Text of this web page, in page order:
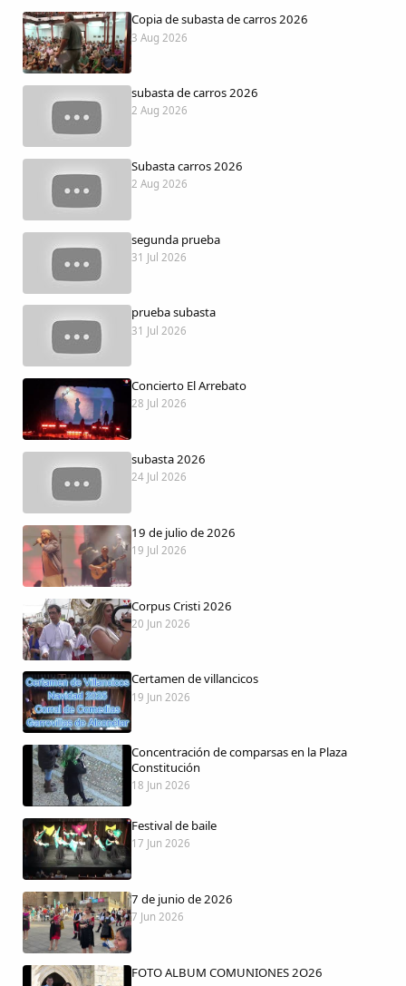
Idiosincrasia
Diccionario
Traductor
Dichos
Cancionero Local
Apodos
Peñas
La palra
Modo oscuro
Copia de subasta de carros 2026
3 Aug 2026
subasta de carros 2026
2 Aug 2026
Subasta carros 2026
2 Aug 2026
segunda prueba
31 Jul 2026
prueba subasta
31 Jul 2026
Concierto El Arrebato
28 Jul 2026
subasta 2026
24 Jul 2026
19 de julio de 2026
19 Jul 2026
Corpus Cristi 2026
20 Jun 2026
Certamen de villancicos
19 Jun 2026
Concentración de comparsas en la Plaza
Constitución
18 Jun 2026
Festival de baile
17 Jun 2026
7 de junio de 2026
7 Jun 2026
FOTO ALBUM COMUNIONES 2O26
Comparte
Compartir en Twitter
Copiar enlace